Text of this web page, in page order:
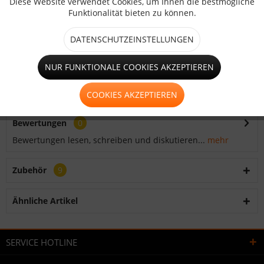
Beschreibung
Zauneisen für Standfuß des
Reptilienschutz-/Amphibienschutzzauns Länge: zwischen
Bewertungen
0
Bewertungen lesen, schreiben und diskutieren... mehr
Zubehör 9
Ähnliche Artikel
SERVICE HOTLINE
Funktionalität bieten zu können.
DATENSCHUTZEINSTELLUNGEN
NUR FUNKTIONALE COOKIES AKZEPTIEREN
COOKIES AKZEPTIEREN